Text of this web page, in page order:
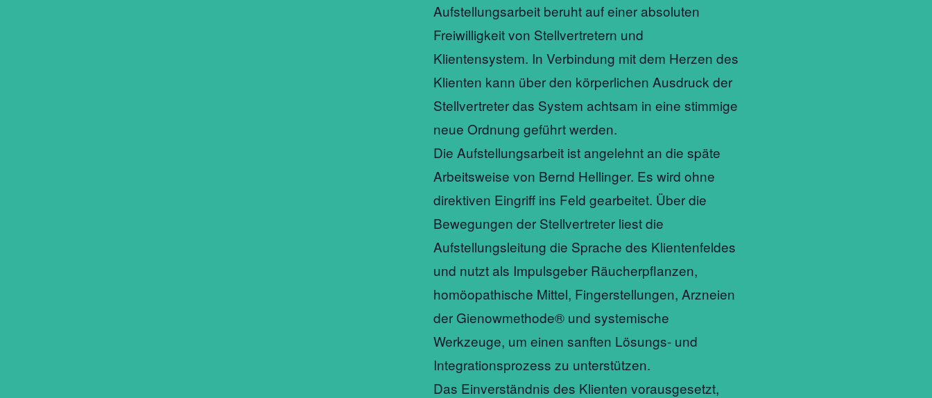
Aufstellungsarbeit beruht auf einer absoluten
Freiwilligkeit von Stellvertretern und
Klientensystem. In Verbindung mit dem Herzen des
Klienten kann über den körperlichen Ausdruck der
Stellvertreter das System achtsam in eine stimmige
neue Ordnung geführt werden.
Die Aufstellungsarbeit ist angelehnt an die späte
Arbeitsweise von Bernd Hellinger. Es wird ohne
direktiven Eingriff ins Feld gearbeitet. Über die
Bewegungen der Stellvertreter liest die
Aufstellungsleitung die Sprache des Klientenfeldes
und nutzt als Impulsgeber Räucherpflanzen,
homöopathische Mittel, Fingerstellungen, Arzneien
der Gienowmethode® und systemische
Werkzeuge, um einen sanften Lösungs- und
Integrationsprozess zu unterstützen.
Das Einverständnis des Klienten vorausgesetzt,